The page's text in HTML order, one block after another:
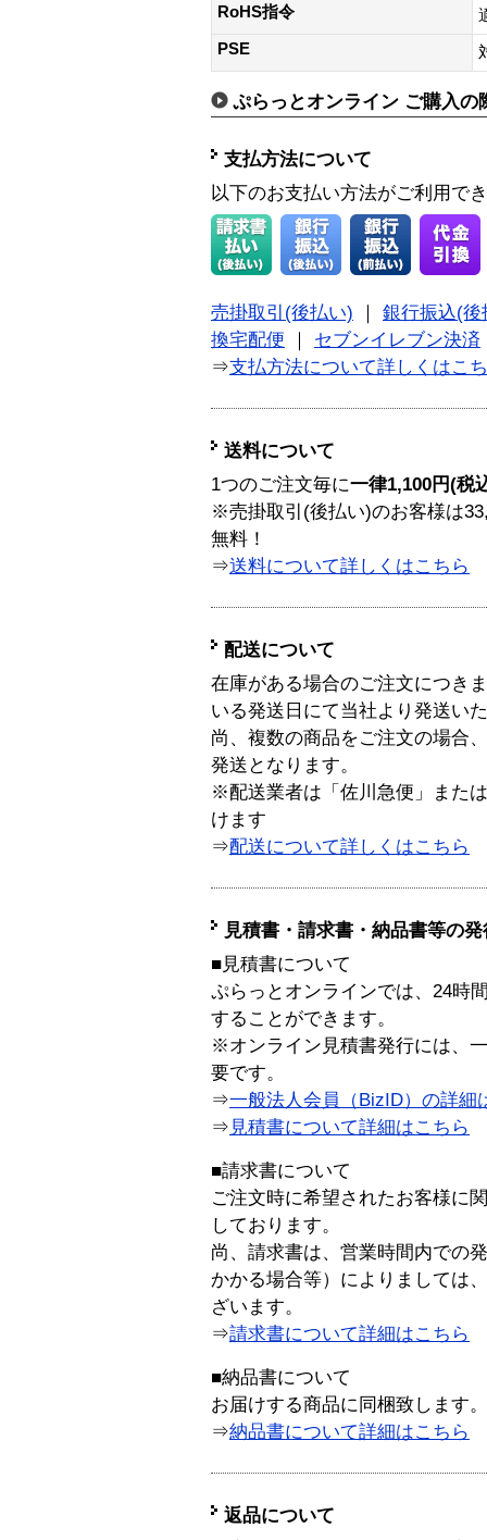
RoHS指令
PSE
ぷらっとオンライン ご購入の
支払方法について
以下のお支払い方法がご利用で
売掛取引(後払い)
銀行振込(後
換宅配便
セブンイレブン決済
⇒支払方法について詳しくはこ
送料について
1つのご注文毎に一律1,100円(税
※売掛取引(後払い)のお客様は
無料！
⇒送料について詳しくはこちら
配送について
在庫がある場合のご注文につき
いる発送日にて当社より発送い
尚、複数の商品をご注文の場合
発送となります。
※配送業者は「佐川急便」また
けます
⇒配送について詳しくはこちら
見積書・請求書・納品書等の
■見積書について
ぷらっとオンラインでは、24時
することができます。
※オンライン見積書発行には、
要です。
⇒一般法人会員（BizID）の詳細
⇒ 見積書について詳細はこちら
■請求書について
ご注文時に希望されたお客様に
しております。
尚、請求書は、営業時間内での
かかる場合等）によりましては
ざいます。
⇒請求書について詳細はこちら
■納品書について
お届けする商品に同梱致します。
⇒納品書について詳細はこちら
返品について